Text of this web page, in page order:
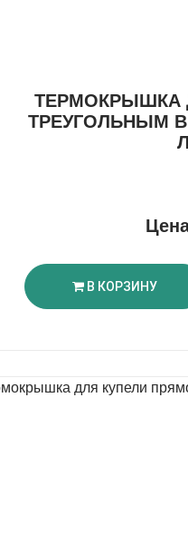
ТЕРМОКРЫШКА
ТРЕУГОЛЬНЫМ
В КОРЗИНУ